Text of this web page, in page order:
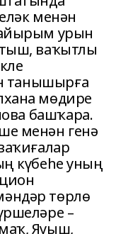
менән
айырым урын
ваҡытлы
танышырға
мөдире
башҡара.
менән генә
күбеһе уның
төрлө
–
Яуыш,